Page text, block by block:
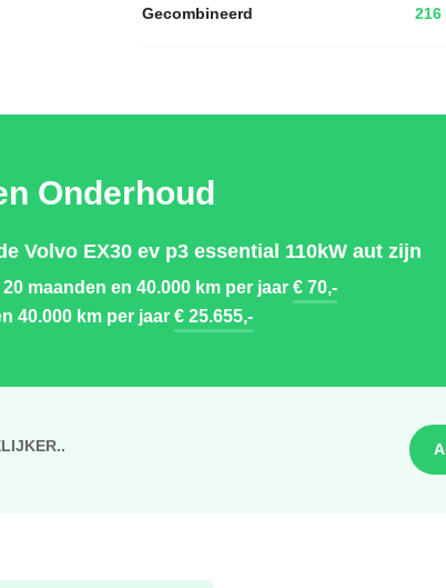
Gecombineerd
Onderhoud
Volvo EX30 ev p3 essential 110kW aut zijn
maanden en 40.000 km per jaar€ 70,-
40.000 km per jaar€ 25.655,-